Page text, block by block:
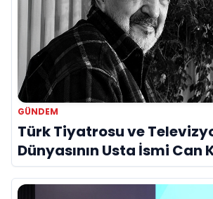
GÜNDEM
Türk Tiyatrosu ve
Dünyasının Usta İsmi Can
Hayatını Kaybetti